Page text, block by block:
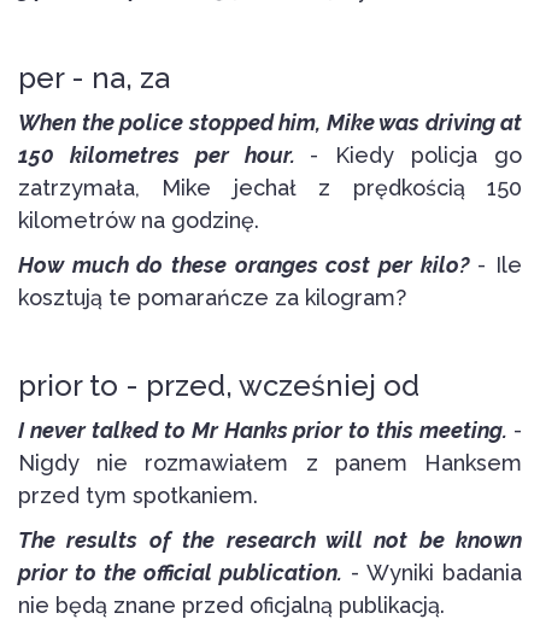
per - na, za
When the police stopped him, Mike was driving at
150 kilometres per hour. - Kiedy policja go
zatrzymała, Mike jechał z prędkością 150
kilometrów na godzinę.
How much do these oranges cost per kilo?- Ile
kosztują te pomarańcze za kilogram?
prior to - przed, wcześniej od
I never talked to Mr Hanks prior to this meeting. -
Nigdy nie rozmawiałem z panem Hanksem
przed tym spotkaniem.
The results of the research will not be known
prior to the official publication. - Wyniki badania
nie będą znane przed oficjalną publikacją.